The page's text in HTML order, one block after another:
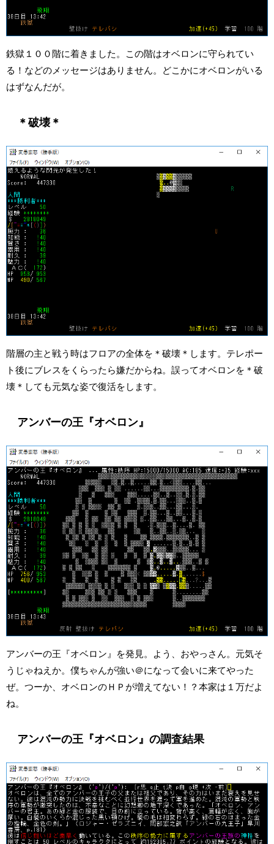
鉄獄１００階に着きました。この階はオベロンに守られてい
る！などのメッセージはありません。どこかにオベロンがいる
はずなんだが。
＊破壊＊
階層の主と戦う時はフロアの全体を＊破壊＊します。テレポー
ト後にブレスをくらったら嫌だからね。誤ってオベロンを＊破
壊＊しても元気な姿で復活をします。
アンバーの王『オベロン』
アンバーの王『オベロン』を発見。よう、おやっさん。元気そ
うじゃねえか。僕ちゃんが強い＠になって会いに来てやった
ぜ。つーか、オベロンのＨＰが増えてない！？本家は１万だよ
ね。
アンバーの王『オベロン』の調査結果